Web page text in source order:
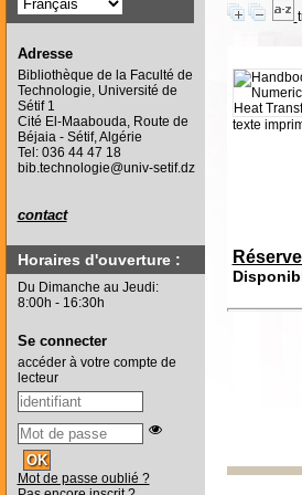
texte
Adresse
Bibliothèque de la Faculté de
Technologie, Université de
Sétif 1
Cité El-Maabouda, Route de
Béjaia - Sétif, Algérie
Tel: 036 44 47 18
bib.technologie@univ-setif.dz
contact
Horaires d'ouverture :
Du Dimanche au Jeudi:
8:00h - 16:30h
Se connecter
accéder à votre compte de
lecteur
Mot de passe oublié ?